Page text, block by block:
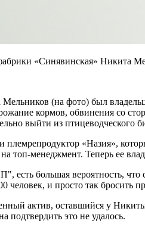
«Синявинская» Никита
(на фото) был
кормов, обвинения со
выйти из птицеводческого
«Назия»,
топ-менеджмент. Теперь ее
есть большая вероятность,
человек, и просто так
актив, оставшийся у
подтвердить это не удалось.